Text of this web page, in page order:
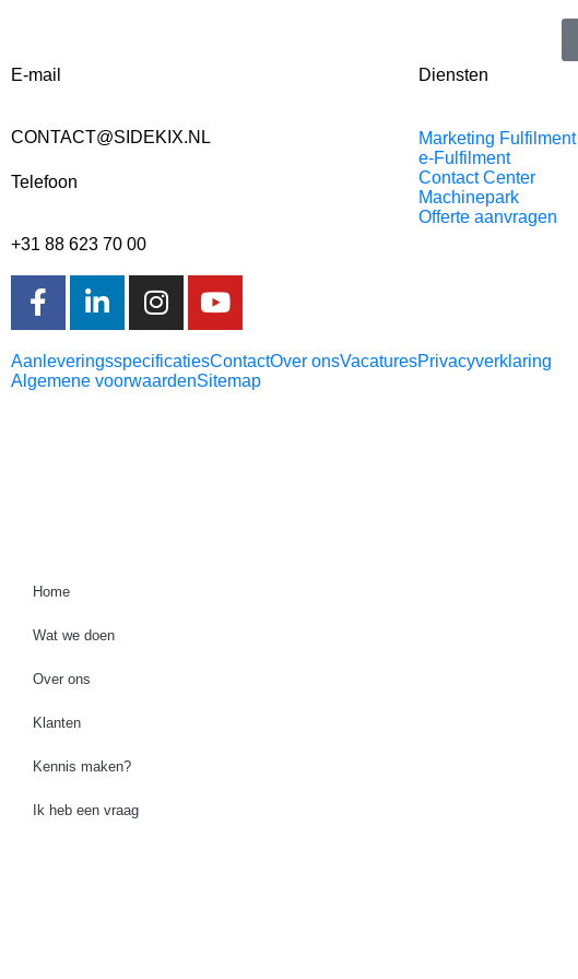
E-mail
CONTACT@SIDEKIX.NL
Telefoon
+31 88 623 70 00
Diensten
Marketing Fulfilment
e-Fulfilment
Contact Center
Machinepark
Offerte aanvragen
AanleveringsspecificatiesContactOver onsVacaturesPrivacyverklaring
Algemene voorwaardenSitemap
Home
Wat we doen
Over ons
Klanten
Kennis maken?
Ik heb een vraag